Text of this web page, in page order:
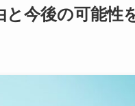
今後の可能性